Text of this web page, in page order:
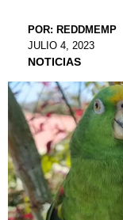
POR: REDDMEMP
JULIO 4, 2023
NOTICIAS